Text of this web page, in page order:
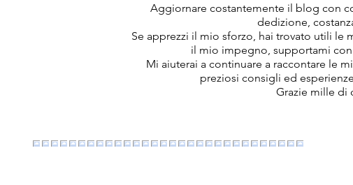
Aggiornare costantemente il blog con
dedizione,
Se apprezzi il mio sforzo, hai trovato utili le
il mio impegno, supportami
Mi aiuterai a continuare a raccontare le
preziosi consigli ed
Grazie mille di